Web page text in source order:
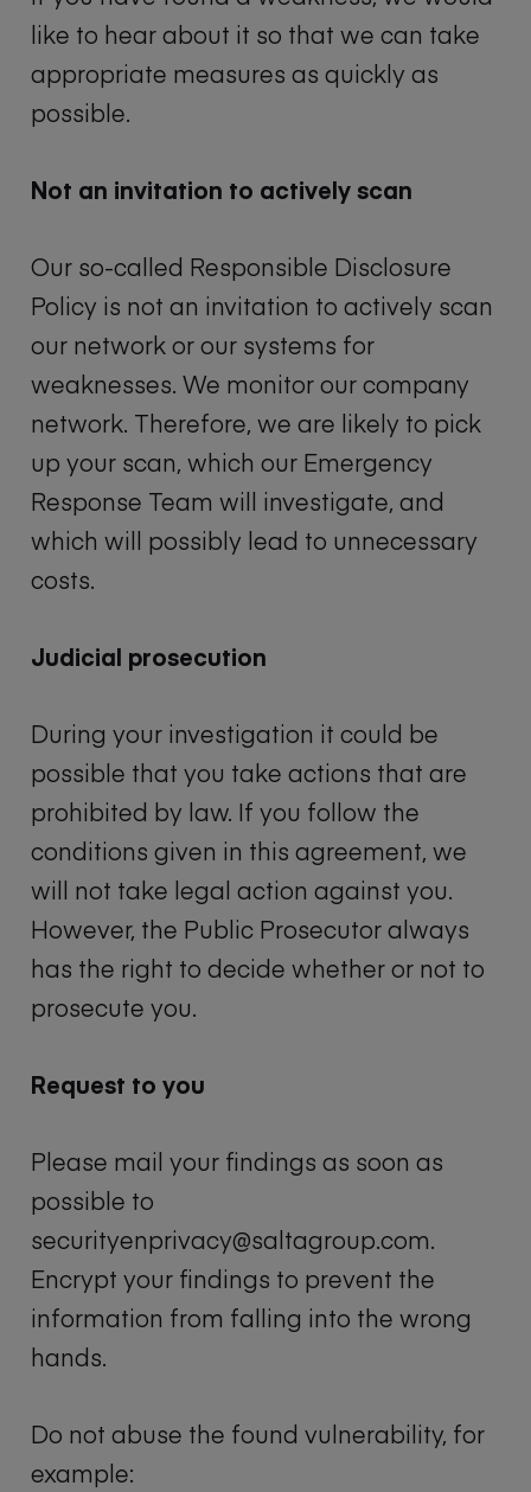
like to hear about it so that we can take
appropriate measures as quickly as
possible.
Not an invitation to actively scan
Our so-called Responsible Disclosure
Policy is not an invitation to actively scan
our network or our systems for
weaknesses. We monitor our company
network. Therefore, we are likely to pick
up your scan, which our Emergency
Response Team will investigate, and
which will possibly lead to unnecessary
costs.
Judicial prosecution
During your investigation it could be
possible that you take actions that are
prohibited by law. If you follow the
conditions given in this agreement, we
will not take legal action against you.
However, the Public Prosecutor always
has the right to decide whether or not to
prosecute you.
Request to you
Please mail your findings as soon as
possible to
securityenprivacy@saltagroup.com.
Encrypt your findings to prevent the
information from falling into the wrong
hands.
Do not abuse the found vulnerability, for
example: